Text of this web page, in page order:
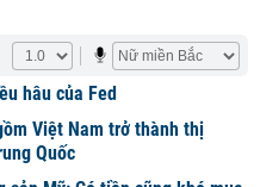
hâu của Fed
Việt Nam trở thành thị
Quốc